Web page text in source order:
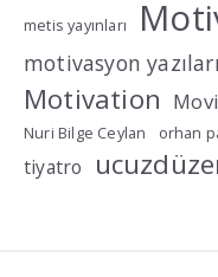
metis yayınları
motivasyon yazıları
Motivation
Nuri Bilge Ceylan orhan
tiyatro